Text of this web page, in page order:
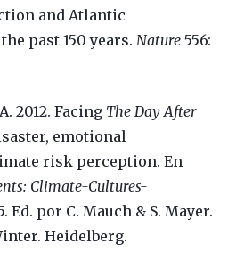
and Atlantic
past 150 years. Nature 556:
2012. Facing The Day After
emotional
risk perception. En
Climate-Cultures-
Ed. por C. Mauch & S. Mayer.
Heidelberg.